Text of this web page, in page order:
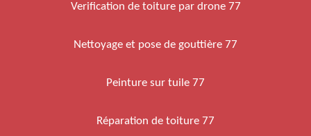
Verification de toiture par drone 77
Nettoyage et pose de gouttière 77
Peinture sur tuile 77
Réparation de toiture 77